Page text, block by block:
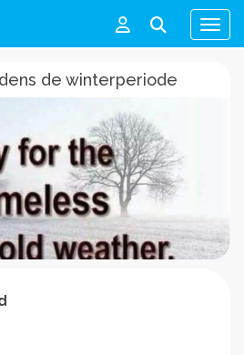
Menu
de winterperiode